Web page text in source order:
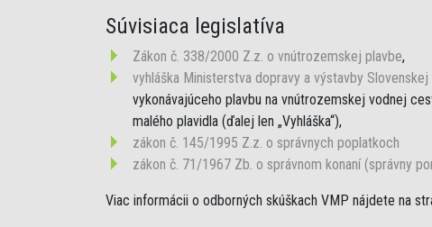
Súvisiaca legislatíva
Zákon č. 338/2000 Z.z. o vnútrozemskej plavbe,
vyhláška Ministerstva dopravy a výstavby
vykonávajúceho plavbu na vnútrozemskej vodnej
malého plavidla (ďalej len „Vyhláška“),
zákon č. 145/1995 Z.z. o správnych poplatkoch
zákon č. 71/1967 Zb. o správnom konaní (správny
Viac informácii o odborných skúškach VMP nájdete na